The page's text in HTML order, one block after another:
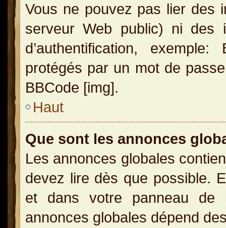
Vous ne pouvez pas lier des
serveur Web public) ni des
d’authentification,
protégés par un mot de
BBCode [img].
Haut
Que sont les annonces
Les annonces globales
devez lire dès que possible.
et dans votre panneau de
annonces globales dépend